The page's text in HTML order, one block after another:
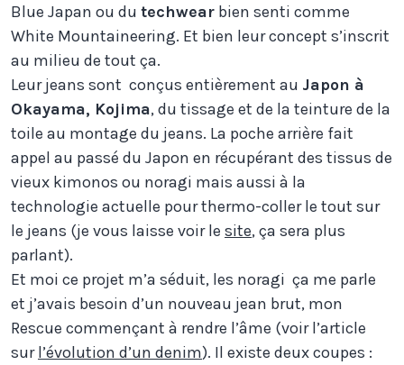
Blue Japan ou du techwear bien senti comme
White Mountaineering. Et bien leur concept s’inscrit
au milieu de tout ça.
Leur jeans sont conçus entièrement au Japon à
Okayama, Kojima, du tissage et de la teinture de la
toile au montage du jeans. La poche arrière fait
appel au passé du Japon en récupérant des tissus de
vieux kimonos ou noragi mais aussi à la
technologie actuelle pour thermo-coller le tout sur
le jeans (je vous laisse voir le site, ça sera plus
parlant).
Et moi ce projet m’a séduit, les noragi ça me parle
et j’avais besoin d’un nouveau jean brut, mon
Rescue commençant à rendre l’âme (voir l’article
surl’évolution d’un denim). Il existe deux coupes :